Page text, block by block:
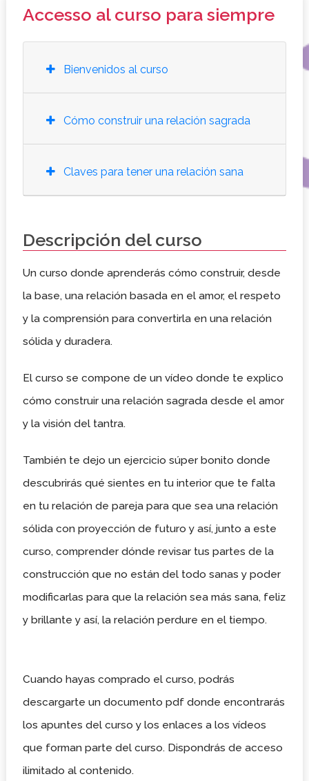
Accesso al curso para siempre
Bienvenidos al curso
Cómo construir una relación sagrada
Claves para tener una relación sana
Descripción del curso
Un curso donde aprenderás cómo construir, desde
la base, una relación basada en el amor, el respeto
y la comprensión para convertirla en una relación
sólida y duradera.
El curso se compone de un vídeo donde te explico
cómo construir una relación sagrada desde el amor
y la visión del tantra.
También te dejo un ejercicio súper bonito donde
descubrirás qué sientes en tu interior que te falta
en tu relación de pareja para que sea una relación
sólida con proyección de futuro y así, junto a este
curso, comprender dónde revisar tus partes de la
construcción que no están del todo sanas y poder
modificarlas para que la relación sea más sana, feliz
y brillante y así, la relación perdure en el tiempo.
Cuando hayas comprado el curso, podrás
descargarte un documento pdf donde encontrarás
los apuntes del curso y los enlaces a los vídeos
que forman parte del curso. Dispondrás de acceso
ilimitado al contenido.